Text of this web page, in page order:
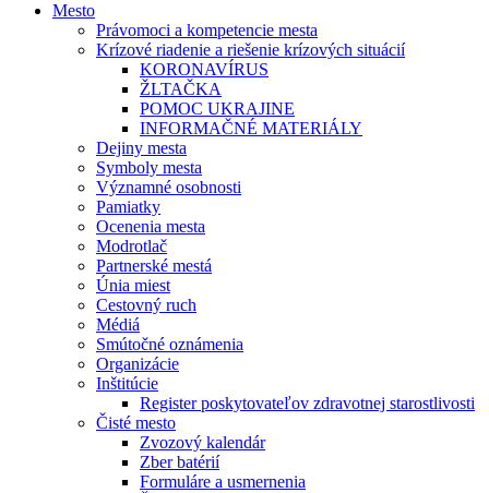
Mesto
Právomoci a kompetencie mesta
Krízové riadenie a riešenie krízových situácií
KORONAVÍRUS
ŽLTAČKA
POMOC UKRAJINE
INFORMAČNÉ MATERIÁLY
Dejiny mesta
Symboly mesta
Významné osobnosti
Pamiatky
Ocenenia mesta
Modrotlač
Partnerské mestá
Únia miest
Cestovný ruch
Médiá
Smútočné oznámenia
Organizácie
Inštitúcie
Register poskytovateľov zdravotnej starostlivosti
Čisté mesto
Zvozový kalendár
Zber batérií
Formuláre a usmernenia